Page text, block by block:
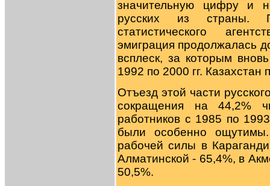
значительную цифру и
русских из страны.
статистического
эмиграция продолжалась
всплеск, за которым
1992 по 2000 гг. Казахстан
Отъезд этой части
сокращения на 44,2%
работников с 1985 по
были особенно ощутимы.
рабочей силы в
Алматинской - 65,4%, в
50,5%.